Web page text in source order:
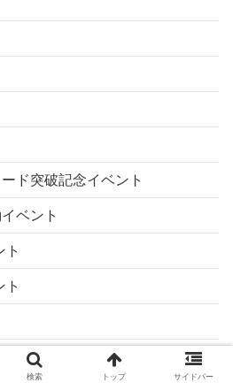
ド突破記念イベント
ベント
ト
ト
イベント
検索 トップ サイドバー